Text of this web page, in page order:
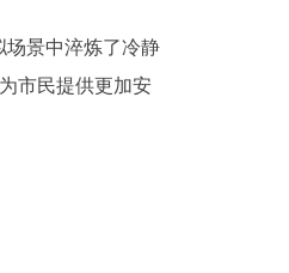
景中淬炼了冷静
市民提供更加安